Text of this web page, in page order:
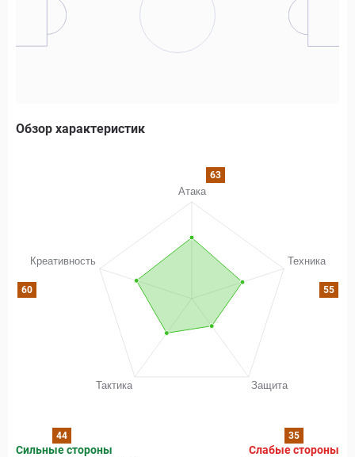
Обзор характеристик
63
60 55
44 35
Сильные стороны Слабые стороны